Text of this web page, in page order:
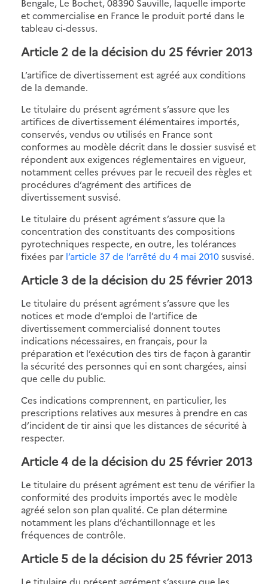
et commercialise en France le produit porté dans le
tableau ci-dessus.
Article 2 de la décision du 25 février 2013
L’artifice de divertissement est agréé aux conditions
de la demande.
Le titulaire du présent agrément s’assure que les
artifices de divertissement élémentaires importés,
conservés, vendus ou utilisés en France sont
conformes au modèle décrit dans le dossier susvisé et
répondent aux exigences réglementaires en vigueur,
notamment celles prévues par le recueil des règles et
procédures d’agrément des artifices de
divertissement susvisé.
Le titulaire du présent agrément s’assure que la
concentration des constituants des compositions
pyrotechniques respecte, en outre, les tolérances
fixées par l’article 37 de l’arrêté du 4 mai 2010susvisé.
Article 3 de la décision du 25 février 2013
Le titulaire du présent agrément s’assure que les
notices et mode d’emploi de l’artifice de
divertissement commercialisé donnent toutes
indications nécessaires, en français, pour la
préparation et l’exécution des tirs de façon à garantir
la sécurité des personnes qui en sont chargées, ainsi
que celle du public.
Ces indications comprennent, en particulier, les
prescriptions relatives aux mesures à prendre en cas
d’incident de tir ainsi que les distances de sécurité à
respecter.
Article 4 de la décision du 25 février 2013
Le titulaire du présent agrément est tenu de vérifier la
conformité des produits importés avec le modèle
agréé selon son plan qualité. Ce plan détermine
notamment les plans d’échantillonnage et les
fréquences de contrôle.
Article 5 de la décision du 25 février 2013
Le titulaire du présent agrément s’assure que les